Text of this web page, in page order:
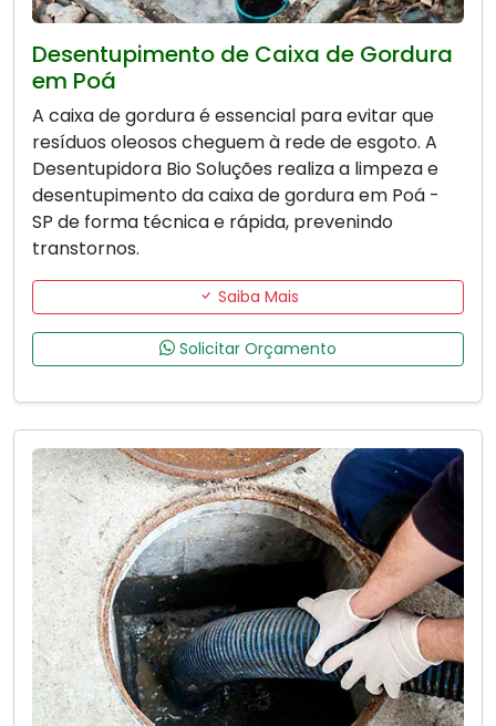
Desentupimento de Caixa de Gordura
em Poá
A caixa de gordura é essencial para evitar que
resíduos oleosos cheguem à rede de esgoto. A
Desentupidora Bio Soluções realiza a limpeza e
desentupimento da caixa de gordura em Poá -
SP de forma técnica e rápida, prevenindo
transtornos.
Saiba Mais
Solicitar Orçamento